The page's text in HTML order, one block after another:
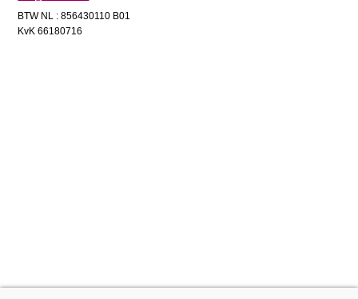
BTW NL : 856430110 B01
KvK 66180716